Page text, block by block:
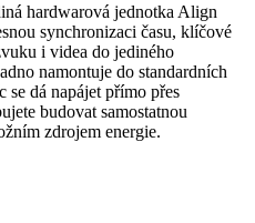
hardwarová jednotka Align
synchronizaci času, klíčové
i videa do jediného
namontuje do standardních
dá napájet přímo přes
budovat samostatnou
zdrojem energie.